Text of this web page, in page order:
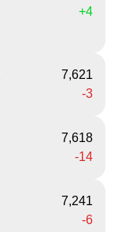
+4
7,621
-3
7,618
-14
7,241
-6